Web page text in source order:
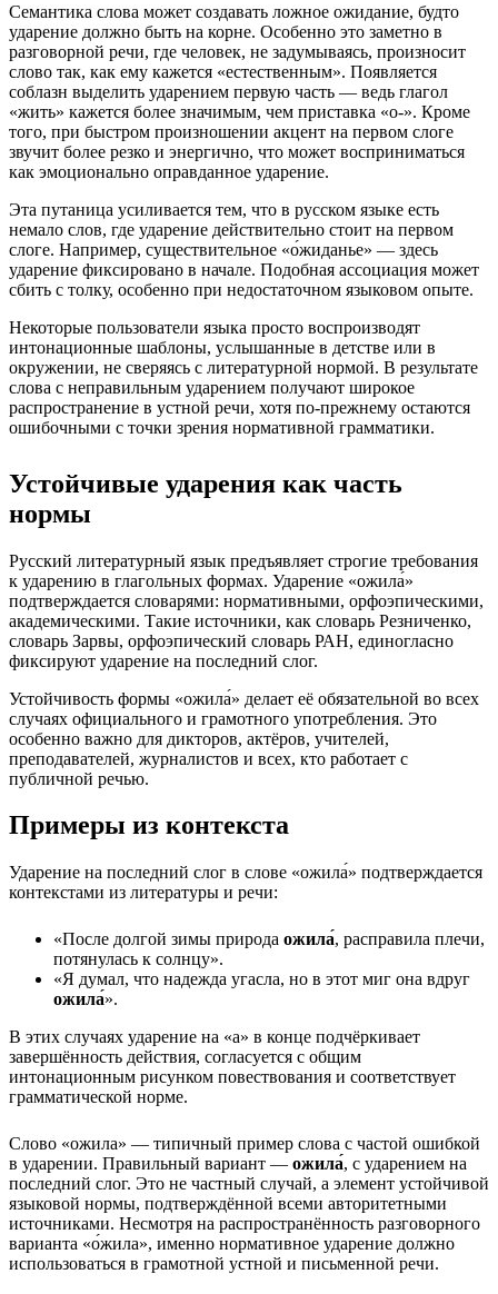
Семантика слова может создавать ложное ожидание, будто
ударение должно быть на корне. Особенно это заметно в
разговорной речи, где человек, не задумываясь, произносит
слово так, как ему кажется «естественным». Появляется
соблазн выделить ударением первую часть — ведь глагол
«жить» кажется более значимым, чем приставка «о-». Кроме
того, при быстром произношении акцент на первом слоге
звучит более резко и энергично, что может восприниматься
как эмоционально оправданное ударение.
Эта путаница усиливается тем, что в русском языке есть
немало слов, где ударение действительно стоит на первом
слоге. Например, существительное «о́жиданье» — здесь
ударение фиксировано в начале. Подобная ассоциация может
сбить с толку, особенно при недостаточном языковом опыте.
Некоторые пользователи языка просто воспроизводят
интонационные шаблоны, услышанные в детстве или в
окружении, не сверяясь с литературной нормой. В результате
слова с неправильным ударением получают широкое
распространение в устной речи, хотя по-прежнему остаются
ошибочными с точки зрения нормативной грамматики.
Устойчивые ударения как часть
нормы
Русский литературный язык предъявляет строгие требования
к ударению в глагольных формах. Ударение «ожила́»
подтверждается словарями: нормативными, орфоэпическими,
академическими. Такие источники, как словарь Резниченко,
словарь Зарвы, орфоэпический словарь РАН, единогласно
фиксируют ударение на последний слог.
Устойчивость формы «ожила́» делает её обязательной во всех
случаях официального и грамотного употребления. Это
особенно важно для дикторов, актёров, учителей,
преподавателей, журналистов и всех, кто работает с
публичной речью.
Примеры из контекста
Ударение на последний слог в слове «ожила́» подтверждается
контекстами из литературы и речи:
«После долгой зимы природа ожила́, расправила плечи,
потянулась к солнцу».
«Я думал, что надежда угасла, но в этот миг она вдруг
ожила́».
В этих случаях ударение на «а» в конце подчёркивает
завершённость действия, согласуется с общим
интонационным рисунком повествования и соответствует
грамматической норме.
Слово «ожила» — типичный пример слова с частой ошибкой
в ударении. Правильный вариант — ожила́, с ударением на
последний слог. Это не частный случай, а элемент устойчивой
языковой нормы, подтверждённой всеми авторитетными
источниками. Несмотря на распространённость разговорного
варианта «о́жила», именно нормативное ударение должно
использоваться в грамотной устной и письменной речи.